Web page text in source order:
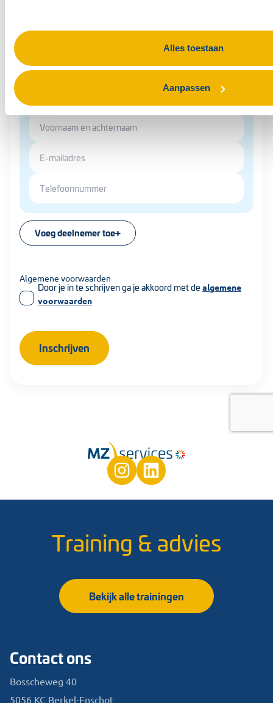
Alles toestaan
Aanpassen
Deelnemerslijst
Voeg deelnemer toe
Algemene voorwaarden
Door je in te schrijven ga je akkoord met de algemene
voorwaarden
Training & advies
Bekijk alle trainingen
Contact ons
Bosscheweg 40
5056 KC Berkel-Enschot